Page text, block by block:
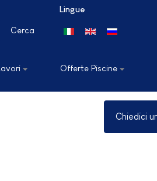
Cerca
Lingue
Seleziona la tua lingua
Offerte Piscine
Chiedici